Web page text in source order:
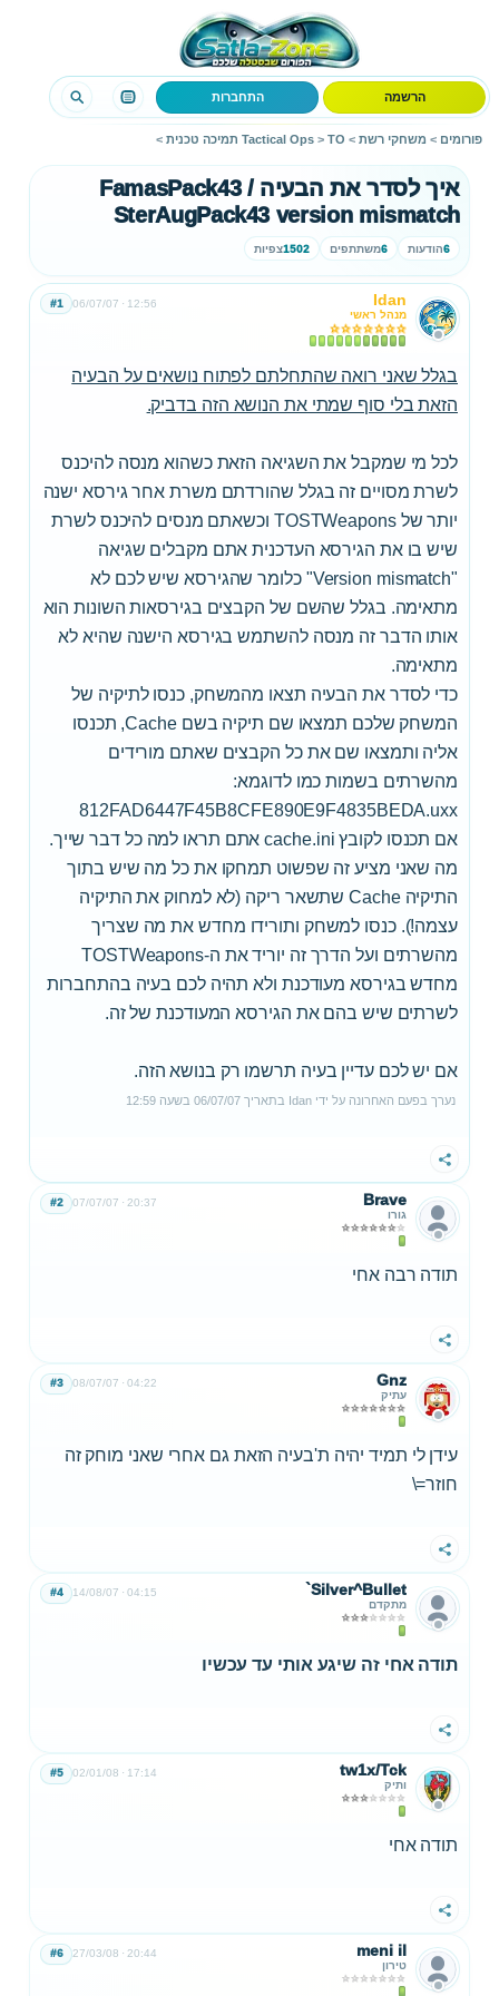
הרשמה התחברות
פורומים > משחקי רשת >
Tactical Ops > TO תמיכה טכנית >
איך לסדר את הבעיה FamasPack43 /
SterAugPack43 version mismatch
6הודעות 6משתתפים 1502צפיות
Idan
מנהל ראשי
06/07/07 12:56
#1
בגלל שאני רואה שהתחלתם לפתוח נושאים על הבעיה
הזאת בלי סוף שמתי את הנושא הזה בדביק.
לכל מי שמקבל את השגיאה הזאת כשהוא מנסה להיכנס
לשרת מסויים זה בגלל שהורדתם משרת אחר גירסא ישנה
יותר של TOSTWeapons וכשאתם מנסים להיכנס לשרת
שיש בו את הגירסא העדכנית אתם מקבלים שגיאה
"Version mismatch" כלומר שהגירסא שיש לכם לא
מתאימה. בגלל שהשם של הקבצים בגירסאות השונות הוא
אותו הדבר זה מנסה להשתמש בגירסא הישנה שהיא לא
מתאימה.
כדי לסדר את הבעיה תצאו מהמשחק, כנסו לתיקיה של
המשחק שלכם תמצאו שם תיקיה בשם Cache, תכנסו
אליה ותמצאו שם את כל הקבצים שאתם מורידים
מהשרתים בשמות כמו לדוגמא:
812FAD6447F45B8CFE890E9F4835BEDA.uxx
אם תכנסו לקובץ cache.ini אתם תראו למה כל דבר שייך.
מה שאני מציע זה שפשוט תמחקו את כל מה שיש בתוך
התיקיה Cache שתשאר ריקה (לא למחוק את התיקיה
עצמה!). כנסו למשחק ותורידו מחדש את מה שצריך
מהשרתים ועל הדרך זה יוריד את ה-TOSTWeapons
מחדש בגירסא מעודכנת ולא תהיה לכם בעיה בהתחברות
לשרתים שיש בהם את הגירסא המעודכנת של זה.
אם יש לכם עדיין בעיה תרשמו רק בנושא הזה.
נערך בפעם האחרונה על ידי Idan בתאריך 06/07/07 בשעה 12:59
שתף
Brave
גורו
07/07/07 20:37
#2
תודה רבה אחי
שתף
Gnz
עתיק
08/07/07 04:22
#3
עידן לי תמיד יהיה ת'בעיה הזאת גם אחרי שאני מוחק זה
חוזר=\
שתף
`Silver^Bullet
מתקדם
14/08/07 04:15
#4
תודה אחי זה שיגע אותי עד עכשיו
שתף
tw1x/Tck
ותיק
02/01/08 17:14
#5
תודה אחי
שתף
meni il
טירון
27/03/08 20:44
#6